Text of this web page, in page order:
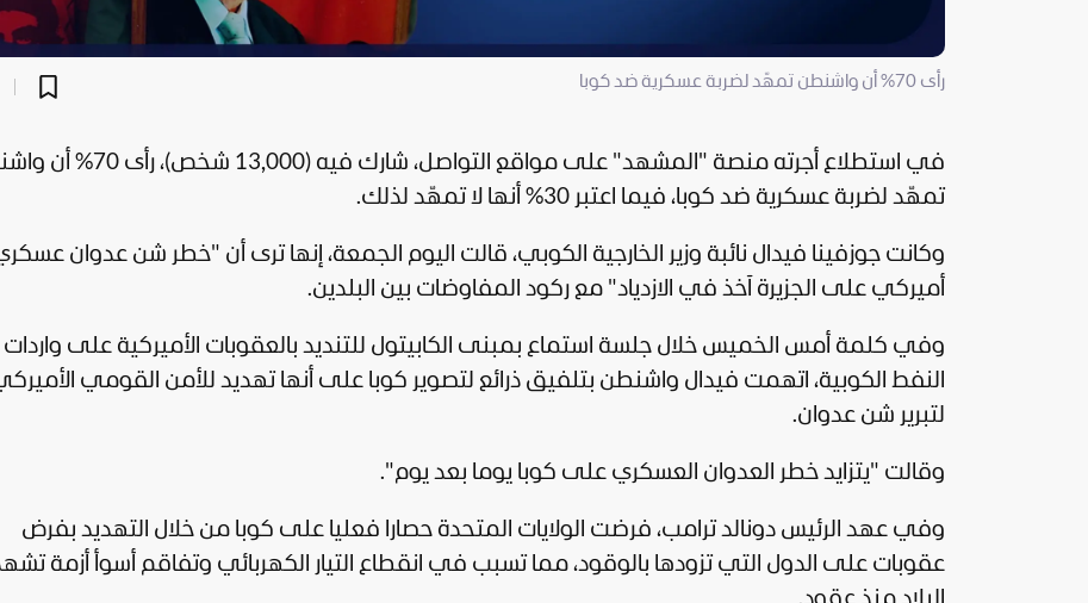
رأى 70% أن واشنطن تمهّد لضربة عسكرية ضد كوبا
في استطلاع أجرته منصة " المشهد
" على مواقع التواصل، شارك فيه (13,000 شخص)،
تمهّد لضربة عسكرية ضد كوبا، فيما اعتبر 30% أنها لا تمهّد لذلك.
وكانت جوزفينا فيدال نائبة وزير الخارجية الكوبي، قالت اليوم الجمعة، إنها ترى أن "خطر شن عدوان
أميركي على الجزيرة آخذ في الازدياد" مع ركود المفاوضات بين البلدين.
وفي كلمة أمس الخميس خلال جلسة استماع بمبنى الكابيتول للتنديد بالعقوبات الأميركية على واردات
النفط الكوبية، اتهمت فيدال واشنطن بتلفيق ذرائع لتصوير كوبا على أنها تهديد للأمن القومي
لتبرير شن عدوان.
وقالت "يتزايد خطر العدوان العسكري على كوبا يوما بعد يوم".
وفي عهد الرئيس دونالد ترامب، فرضت الولايات المتحدة حصارا فعليا على كوبا من خلال التهديد بفرض
عقوبات على الدول التي تزودها بالوقود، مما تسبب في انقطاع التيار الكهربائي وتفاقم أسوأ أزمة